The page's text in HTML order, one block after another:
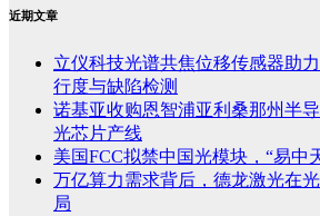
近期文章
立仪科技光谱共焦位移传感器助
行度与缺陷检测
诺基亚收购恩智浦亚利桑那州半
光芯片产线
美国FCC拟禁中国光模块，“易中
万亿算力需求背后，德龙激光在
局